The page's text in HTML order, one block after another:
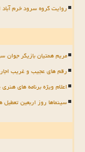
روایت گروه سرود خرم
مریم همتیان بازیگر جوان
رقم های عجیب و غریب
اعلام ویژه برنامه های
سینماها روز اربعین